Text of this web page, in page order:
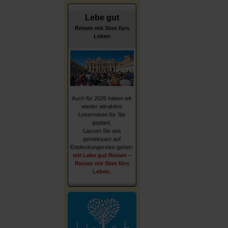
Lebe gut
Reisen mit Sinn fürs
Leben
Auch für 2026 haben wir
wieder attraktive
Leserreisen für Sie
geplant.
Lassen Sie uns
gemeinsam auf
Entdeckungsreise gehen:
mit Lebe gut Reisen –
Reisen mit Sinn fürs
Leben.